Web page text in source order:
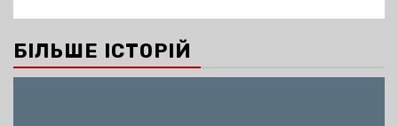
БІЛЬШЕ ІСТОРІЙ